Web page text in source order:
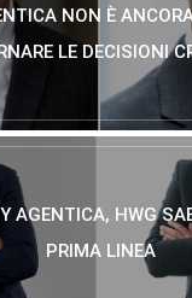
NON È
LE DECISIONI
AGENTICA, HWG
PRIMA LINEA